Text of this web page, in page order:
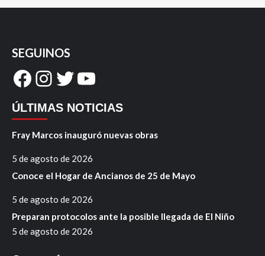
SEGUINOS
Facebook
Instagram
Twitter
YouTube
ÚLTIMAS NOTICIAS
Fray Marcos inauguró nuevas obras
5 de agosto de 2026
Conoce el Hogar de Ancianos de 25 de Mayo
5 de agosto de 2026
Preparan protocolos ante la posible llegada de El Niño
5 de agosto de 2026